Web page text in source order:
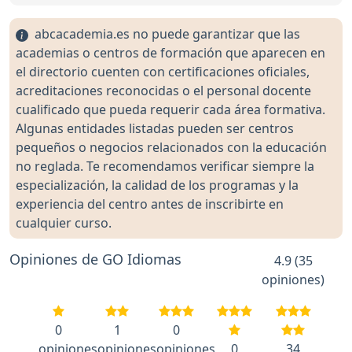
abcacademia.es no puede garantizar que las
academias o centros de formación que aparecen en
el directorio cuenten con certificaciones oficiales,
acreditaciones reconocidas o el personal docente
cualificado que pueda requerir cada área formativa.
Algunas entidades listadas pueden ser centros
pequeños o negocios relacionados con la educación
no reglada. Te recomendamos verificar siempre la
especialización, la calidad de los programas y la
experiencia del centro antes de inscribirte en
cualquier curso.
Opiniones de GO Idiomas
4.9 (35
opiniones)
0
1
0